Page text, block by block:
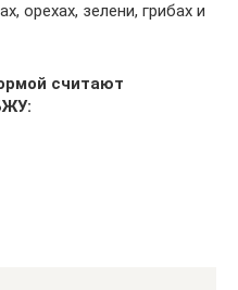
орехах, зелени, грибах и
считают